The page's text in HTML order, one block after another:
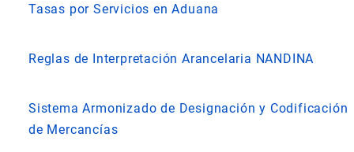
Tasas por Servicios en Aduana
Reglas de Interpretación Arancelaria NANDINA
Sistema Armonizado de Designación y Codificación
de Mercancías